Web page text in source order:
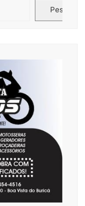
Pesquisar